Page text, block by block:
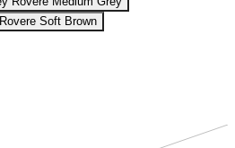
Rovere Soft Brown